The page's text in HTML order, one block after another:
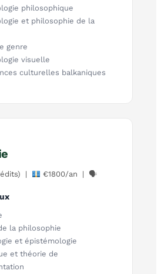
philosophique
et philosophie de la
genre
visuelle
culturelles balkaniques
| €1800/an | 🗣
la philosophie
et épistémologie
et théorie de